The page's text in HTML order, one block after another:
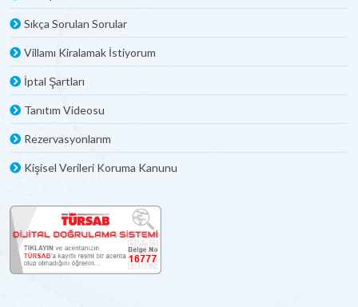
Sıkça Sorulan Sorular
Villamı Kiralamak İstiyorum
İptal Şartları
Tanıtım Videosu
Rezervasyonlarım
Kişisel Verileri Koruma Kanunu